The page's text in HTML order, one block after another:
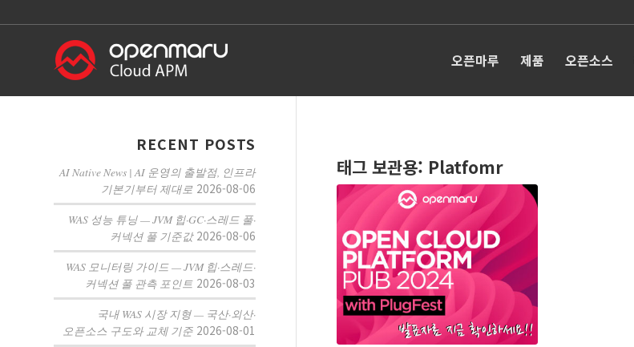
오픈마루 제품 오픈소스
태그 보관용: Platfomr
RECENT POSTS
AI Native News | AI 운영의 출발점, 인프라
기본기부터 제대로 2026-08-06
WAS 성능 튜닝 — JVM 힙·GC·스레드 풀·
커넥션 풀 기준값 2026-08-06
WAS 모니터링 가이드 — JVM 힙·스레드·
커넥션 풀 관측 포인트 2026-08-03
국내 WAS 시장 지형 — 국산·외산·
오픈소스 구도와 교체 기준 2026-08-01